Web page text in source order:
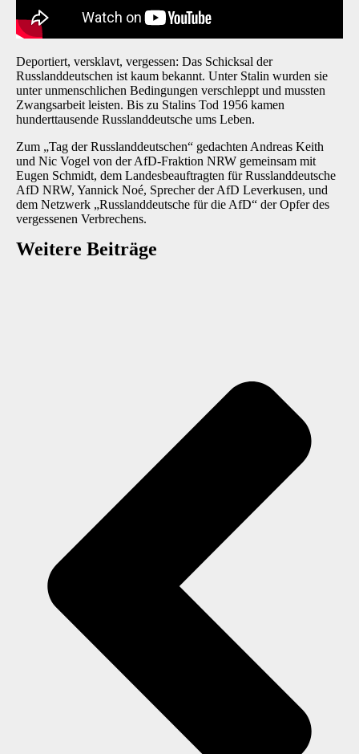
Deportiert, versklavt, vergessen: Das Schicksal der
Russlanddeutschen ist kaum bekannt. Unter Stalin wurden sie
unter unmenschlichen Bedingungen verschleppt und mussten
Zwangsarbeit leisten. Bis zu Stalins Tod 1956 kamen
hunderttausende Russlanddeutsche ums Leben.
Zum „Tag der Russlanddeutschen“ gedachten Andreas Keith
und Nic Vogel von der AfD-Fraktion NRW gemeinsam mit
Eugen Schmidt, dem Landesbeauftragten für Russlanddeutsche
AfD NRW, Yannick Noé, Sprecher der AfD Leverkusen, und
dem Netzwerk „Russlanddeutsche für die AfD“ der Opfer des
vergessenen Verbrechens.
Weitere Beiträge